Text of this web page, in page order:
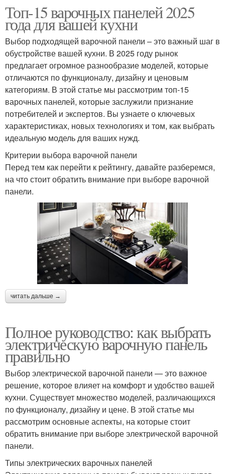
Топ-15 варочных панелей 2025
года для вашей кухни
Выбор подходящей варочной панели – это важный шаг в
обустройстве вашей кухни. В 2025 году рынок
предлагает огромное разнообразие моделей, которые
отличаются по функционалу, дизайну и ценовым
категориям. В этой статье мы рассмотрим топ-15
варочных панелей, которые заслужили признание
потребителей и экспертов. Вы узнаете о ключевых
характеристиках, новых технологиях и том, как выбрать
идеальную модель для ваших нужд.
Критерии выбора варочной панели
Перед тем как перейти к рейтингу, давайте разберемся,
на что стоит обратить внимание при выборе варочной
панели.
читать дальше →
Полное руководство: как выбрать
электрическую варочную панель
правильно
Выбор электрической варочной панели — это важное
решение, которое влияет на комфорт и удобство вашей
кухни. Существует множество моделей, различающихся
по функционалу, дизайну и цене. В этой статье мы
рассмотрим основные аспекты, на которые стоит
обратить внимание при выборе электрической варочной
панели.
Типы электрических варочных панелей